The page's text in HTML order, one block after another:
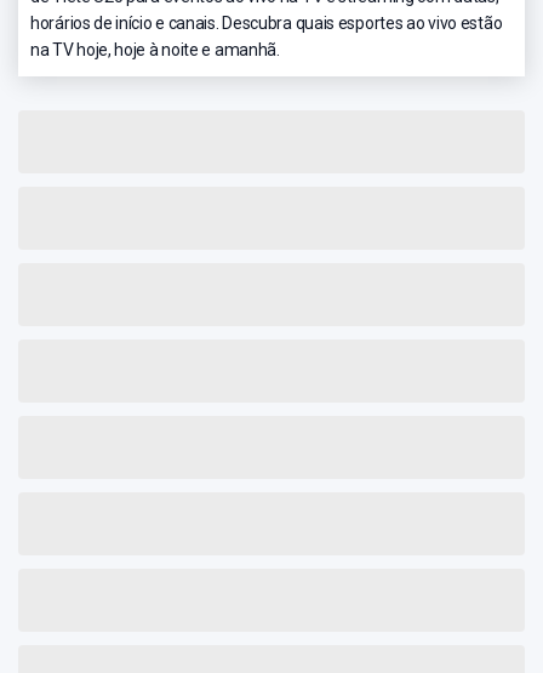
horários de início e canais. Descubra quais esportes ao vivo estão
na TV hoje, hoje à noite e amanhã.